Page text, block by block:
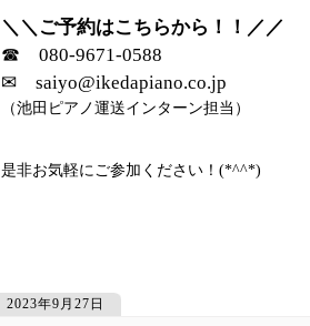
＼＼ご予約はこちらから！！／／
☎ 080‐9671‐0588
✉ saiyo@ikedapiano.co.jp
（池田ピアノ運送インターン担当）
是非お気軽にご参加ください！(*^^*)
2023年9月27日